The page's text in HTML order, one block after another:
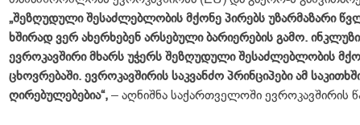
„შეზღუდული შესაძლებლობის მქონე პირებს უზარმაზარი
ხშირად ვერ ახერხებენ არსებული ბარიერების გამო.
ევროკავშირი მხარს უჭერს შეზღუდული შესაძლებლობის
ცხოვრებაში. ევროკავშირის საკვანძო პრინციპები ამ
ღირებულებებია“,– აღნიშნა საქართველოში